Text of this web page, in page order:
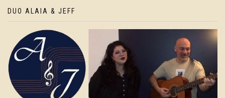
DUO ALAIA & JEFF